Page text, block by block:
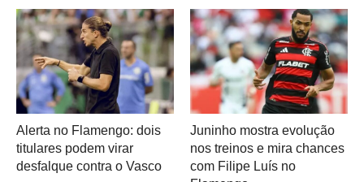
Alerta no Flamengo: dois
titulares podem virar
desfalque contra o Vasco
Juninho mostra evolução
nos treinos e mira chances
com Filipe Luís no